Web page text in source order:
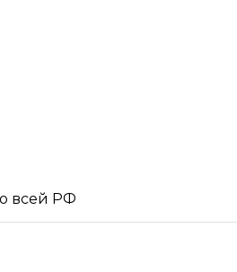
всей РФ